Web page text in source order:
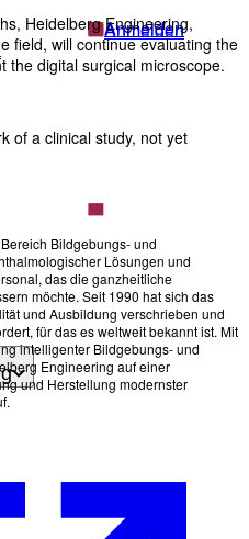
Anmelden
Anmelden
Heidelberg Engineering,
field, will continue evaluating the
the digital surgical microscope.
of a clinical study, not yet
Bildgebungs- und
Lösungen und
das die ganzheitliche
möchte. Seit 1990 hat sich das
und Ausbildung verschrieben und
für das es weltweit bekannt ist. Mit
intelligenter Bildgebungs- und
Engineering auf einer
und Herstellung modernster